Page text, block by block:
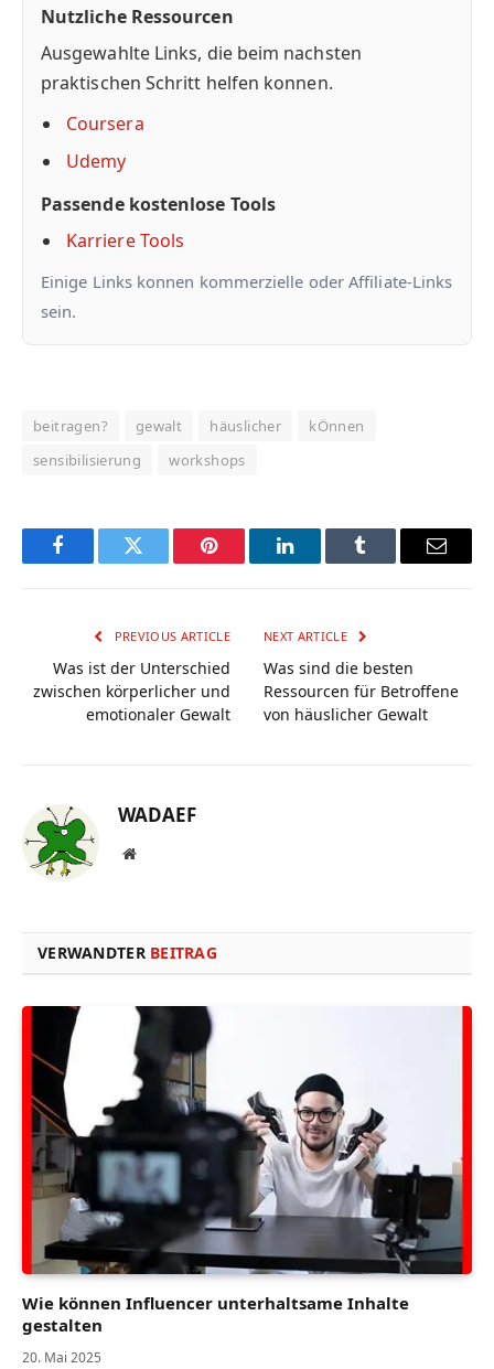
Nutzliche Ressourcen
Ausgewahlte Links, die beim nachsten
praktischen Schritt helfen konnen.
Coursera
Udemy
Passende kostenlose Tools
Karriere Tools
Einige Links konnen kommerzielle oder Affiliate-Links
sein.
beitragen? gewalt häuslicher
kÖnnen
sensibilisierung
workshops
FacebookTwitter Pinterest LinkedInTumblr Email
PREVIOUS ARTICLE
Was ist der Unterschied
zwischen körperlicher und
emotionaler Gewalt
NEXT ARTICLE
Was sind die besten
Ressourcen für Betroffene
von häuslicher Gewalt
WADAEF
Website
VERWANDTER BEITRAG
Wie können Influencer unterhaltsame Inhalte
gestalten
20. Mai 2025